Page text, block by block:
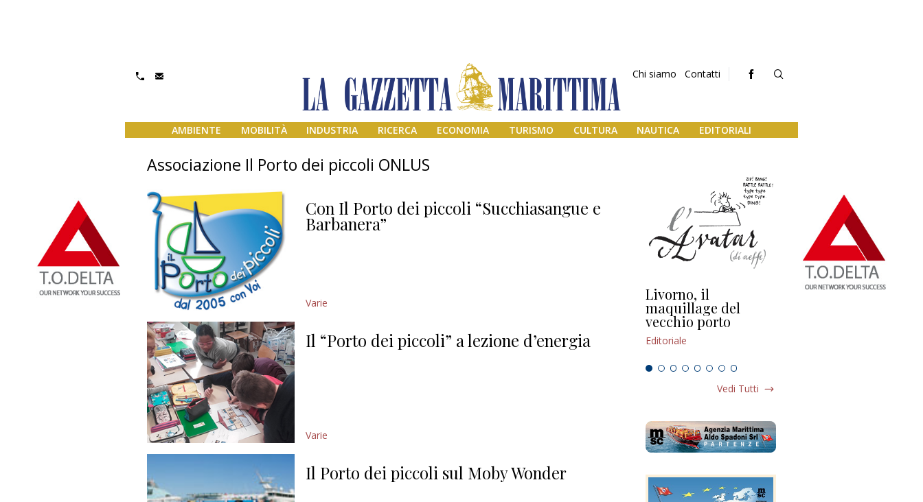
Chi siamo Contatti
AMBIENTE MOBILITÀ INDUSTRIA RICERCA ECONOMIA TURISMO CULTURA NAUTICA EDITORIALI
Associazione Il Porto dei piccoli ONLUS
Con Il Porto dei piccoli “Succhiasangue e
Barbanera”
Varie
Il “Porto dei piccoli” a lezione d’energia
Varie
Il Porto dei piccoli sul Moby Wonder
Livorno, il
maquillage del
vecchio porto
Editoriale
L’uscita di scena di
Vedi Tutti